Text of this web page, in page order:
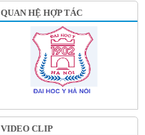
QUAN HỆ HỢP TÁC
VIDEO CLIP